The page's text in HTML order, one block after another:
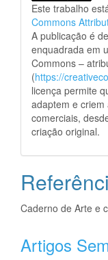
Este trabalho
Commons
A publicação é
enquadrada em
Commons –
(https://
licença permite
adaptem e
comerciais,
criação original.
Caderno de Arte e
Artigos